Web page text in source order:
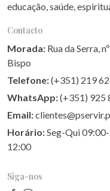
educação, saúde,
Contacto
Morada: Rua da Serra,
Bispo
Telefone:(+351) 219
WhatsApp:(+351) 925
Email:
Horário:Seg-Qui
12:00
Siga-nos